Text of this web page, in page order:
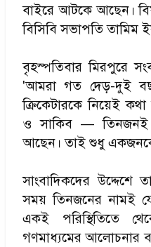
বাইরে আটকে আছেন।
বিসিবি সভাপতি তামিম
বৃহস্পতিবার মিরপুরে
'আমরা গত দেড়-দুই
ক্রিকেটারকে নিয়েই
ও সাকিব — তিনজনই
আছেন। তাই শুধু
সাংবাদিকদের উদ্দেশে
সময় তিনজনের নামই
একই পরিস্থিতিতে
গণমাধ্যমের আলোচনার